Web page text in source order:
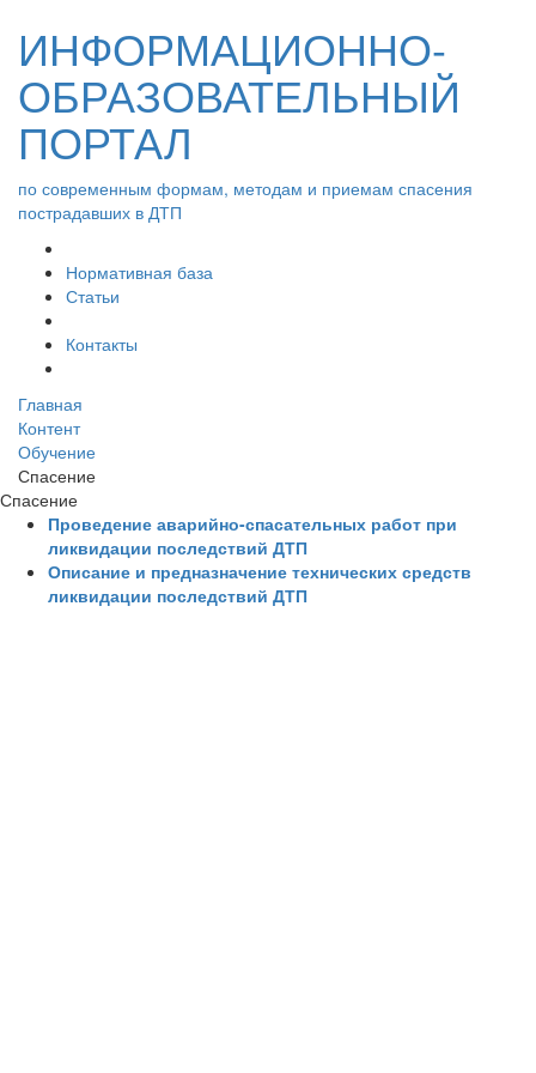
ИНФОРМАЦИОННО-
ОБРАЗОВАТЕЛЬНЫЙ
ПОРТАЛ
по современным формам, методам и приемам спасения
пострадавших в ДТП
Нормативная база
Статьи
Контакты
Главная
Контент
Обучение
Спасение
Спасение
Проведение аварийно-спасательных работ при
ликвидации последствий ДТП
Описание и предназначение технических средств
ликвидации последствий ДТП